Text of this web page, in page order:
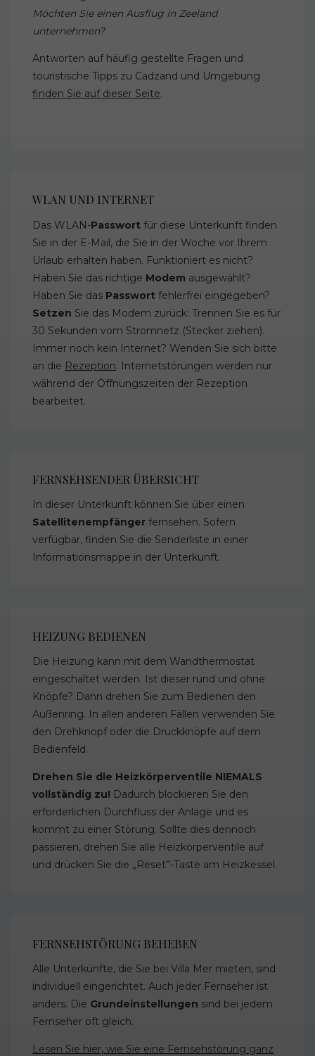
Möchten Sie einen Ausflug in Zeeland
unternehmen?
Antworten auf häufig gestellte Fragen und
touristische Tipps zu Cadzand und Umgebung
finden Sie auf dieser Seite.
WLAN UND INTERNET
Das WLAN-Passwort für diese Unterkunft finden
Sie in der E-Mail, die Sie in der Woche vor Ihrem
Urlaub erhalten haben. Funktioniert es nicht?
Haben Sie das richtige Modem ausgewählt?
Haben Sie das Passwort fehlerfrei eingegeben?
Setzen Sie das Modem zurück: Trennen Sie es für
30 Sekunden vom Stromnetz (Stecker ziehen).
Immer noch kein Internet? Wenden Sie sich bitte
an die Rezeption. Internetstörungen werden nur
während der Öffnungszeiten der Rezeption
bearbeitet.
FERNSEHSENDER ÜBERSICHT
In dieser Unterkunft können Sie über einen
Satellitenempfänger fernsehen. Sofern
verfügbar, finden Sie die Senderliste in einer
Informationsmappe in der Unterkunft.
HEIZUNG BEDIENEN
Die Heizung kann mit dem Wandthermostat
eingeschaltet werden. Ist dieser rund und ohne
Knöpfe? Dann drehen Sie zum Bedienen den
Außenring. In allen anderen Fällen verwenden Sie
den Drehknopf oder die Druckknöpfe auf dem
Bedienfeld.
Drehen Sie die Heizkörperventile NIEMALS
vollständig zu! Dadurch blockieren Sie den
erforderlichen Durchfluss der Anlage und es
kommt zu einer Störung. Sollte dies dennoch
passieren, drehen Sie alle Heizkörperventile auf
und drücken Sie die „Reset”-Taste am Heizkessel.
FERNSEHSTÖRUNG BEHEBEN
Alle Unterkünfte, die Sie bei Villa Mer mieten, sind
individuell eingerichtet. Auch jeder Fernseher ist
anders. Die Grundeinstellungen sind bei jedem
Fernseher oft gleich.
Lesen Sie hier, wie Sie eine Fernsehstörung ganz